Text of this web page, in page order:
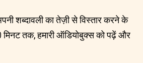
शब्दावली का तेज़ी से विस्तार करने के
मिनट तक, हमारी ऑडियोबुक्स को पढ़ें और